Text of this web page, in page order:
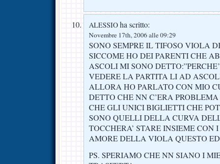
ALESSIO ha scritto:
Novembre 17th, 2006 alle 09:29
SONO SEMPRE IL TIFOSO VIOLA
SICCOME HO DEI PARENTI CHE
ASCOLI MI SONO
VEDERE LA PARTITA LI AD
ALLORA HO PARLATO CON MIO
DETTO CHE NN C’ERA
CHE GLI UNICI BIGLIETTI CHE
SONO QUELLI DELLA CURVA
TOCCHERA’ STARE INSIEME CON
AMORE DELLA VIOLA QUESTO
PS. SPERIAMO CHE NN SIANO I